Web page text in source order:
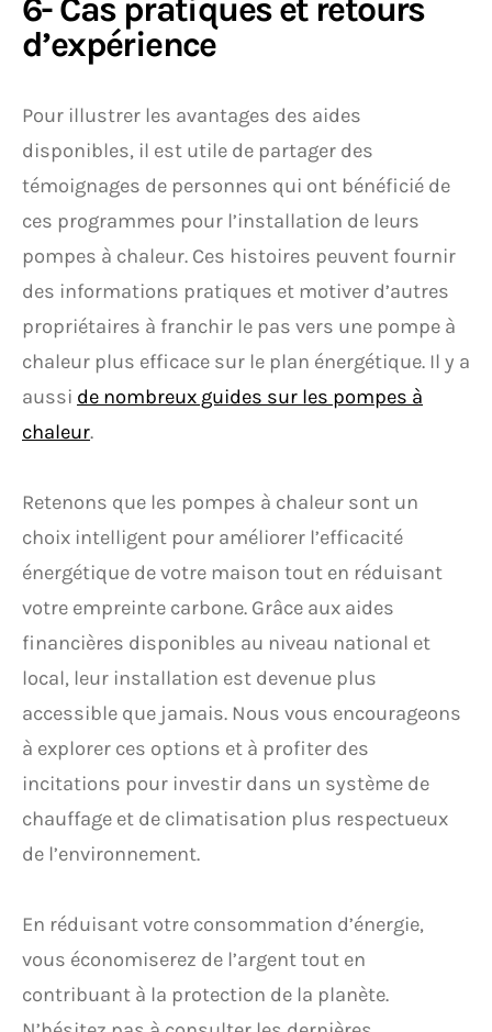
6- Cas pratiques et retours
d’expérience
Pour illustrer les avantages des aides
disponibles, il est utile de partager des
témoignages de personnes qui ont bénéficié de
ces programmes pour l’installation de leurs
pompes à chaleur. Ces histoires peuvent fournir
des informations pratiques et motiver d’autres
propriétaires à franchir le pas vers une pompe à
chaleur plus efficace sur le plan énergétique. Il y a
aussi de nombreux guides sur les pompes à
chaleur.
Retenons que les pompes à chaleur sont un
choix intelligent pour améliorer l’efficacité
énergétique de votre maison tout en réduisant
votre empreinte carbone. Grâce aux aides
financières disponibles au niveau national et
local, leur installation est devenue plus
accessible que jamais. Nous vous encourageons
à explorer ces options et à profiter des
incitations pour investir dans un système de
chauffage et de climatisation plus respectueux
de l’environnement.
En réduisant votre consommation d’énergie,
vous économiserez de l’argent tout en
contribuant à la protection de la planète.